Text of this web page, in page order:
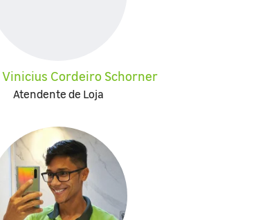
Cordeiro Schorner
Atendente de Loja